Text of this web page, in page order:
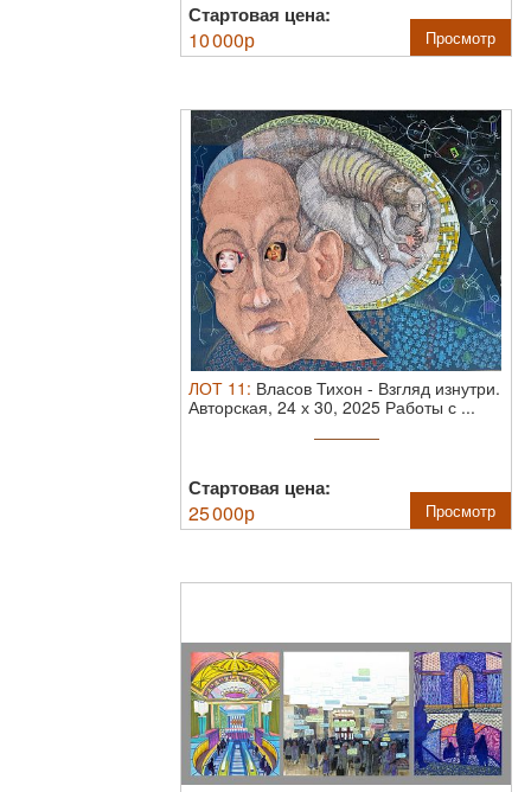
Стартовая цена:
10 000р Просмотр
ЛОТ 11 : Власов Тихон - Взгляд изнутри.
Авторская, 24 х 30, 2025 Работы с ...
Стартовая цена:
25 000р Просмотр